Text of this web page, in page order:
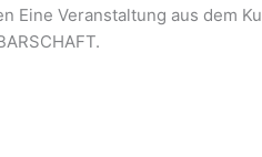
Eine Veranstaltung aus dem